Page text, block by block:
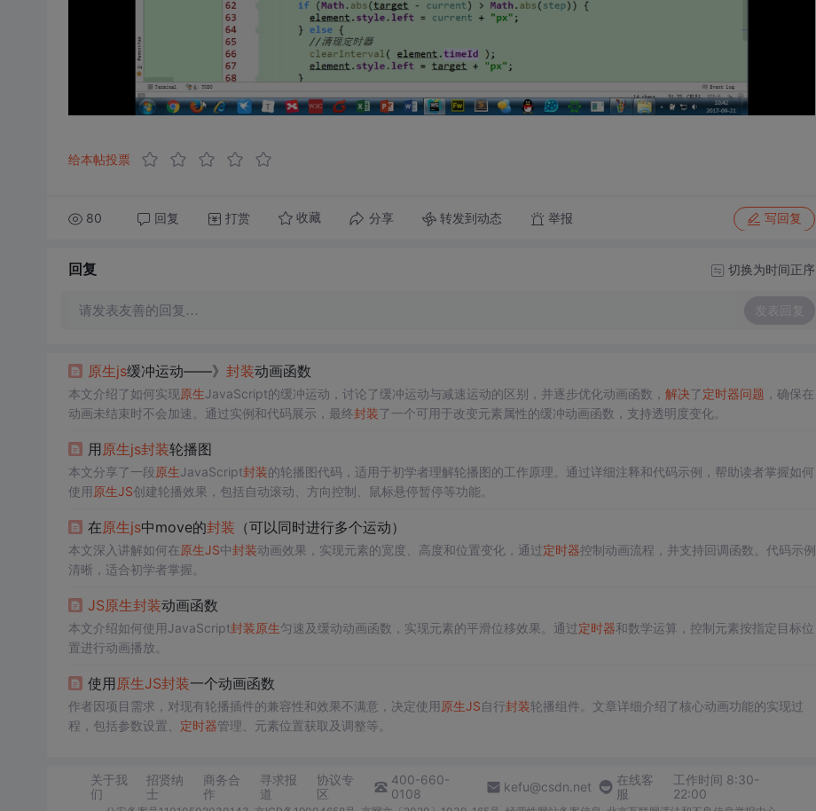
给本帖投票
80 回复 打赏 收藏 分享 转发到动态 举报 写回复
回复 切换为时间正序
请发表友善的回复… 发表回复
原生js缓冲运动——》 封装动画函数
本文介绍了如何实现原生JavaScript的缓冲运动，讨论了缓冲运动与减速运动的区别，并逐步优化动画函数， 解决了定时器问题 ，确保在
动画未结束时不会加速。通过实例和代码展示，最终封装了一个可用于改变元素属性的缓冲动画函数，支持透明度变化。
用 原生js封装轮播图
本文分享了一段原生JavaScript封装的轮播图代码，适用于初学者理解轮播图的工作原理。通过详细注释和代码示例，帮助读者掌握如何
使用 原生JS创建轮播效果，包括自动滚动、方向控制、鼠标悬停暂停等功能。
在原生js中move的封装 （可以同时进行多个运动）
本文深入讲解如何在原生JS中封装动画效果，实现元素的宽度、高度和位置变化，通过定时器控制动画流程，并支持回调函数。代码示例
清晰，适合初学者掌握。
JS原生封装动画函数
本文介绍如何使用JavaScript封装原生匀速及缓动动画函数，实现元素的平滑位移效果。通过定时器和数学运算，控制元素按指定目标位
置进行动画播放。
使用 原生JS封装一个动画函数
作者因项目需求，对现有轮播插件的兼容性和效果不满意，决定使用 原生JS自行封装轮播组件。文章详细介绍了核心动画功能的实现过
程，包括参数设置、 定时器管理、元素位置获取及调整等。
关于我
们
招贤纳
士
商务合
作
寻求报
道
协议专
区
400-660-
0108
kefu@csdn.net
在线客
服
工作时间 8:30-
22:00